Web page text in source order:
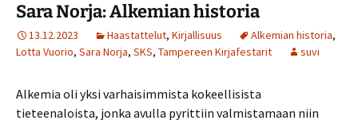
Sara Norja: Alkemian historia
13.12.2023 Haastattelut, Kirjallisuus Alkemian historia,
Lotta Vuorio, Sara Norja, SKS, Tampereen Kirjafestarit suvi
Alkemia oli yksi varhaisimmista kokeellisista
tieteenaloista, jonka avulla pyrittiin valmistamaan niin